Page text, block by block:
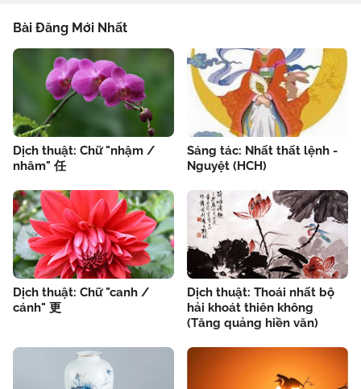
Bài Đăng Mới Nhất
Dịch thuật: Chữ "nhậm /
nhâm" 任
Sáng tác: Nhất thất lệnh -
Nguyệt (HCH)
Dịch thuật: Chữ "canh /
cánh" 更
Dịch thuật: Thoái nhất bộ
hải khoát thiên không
(Tăng quảng hiền văn)